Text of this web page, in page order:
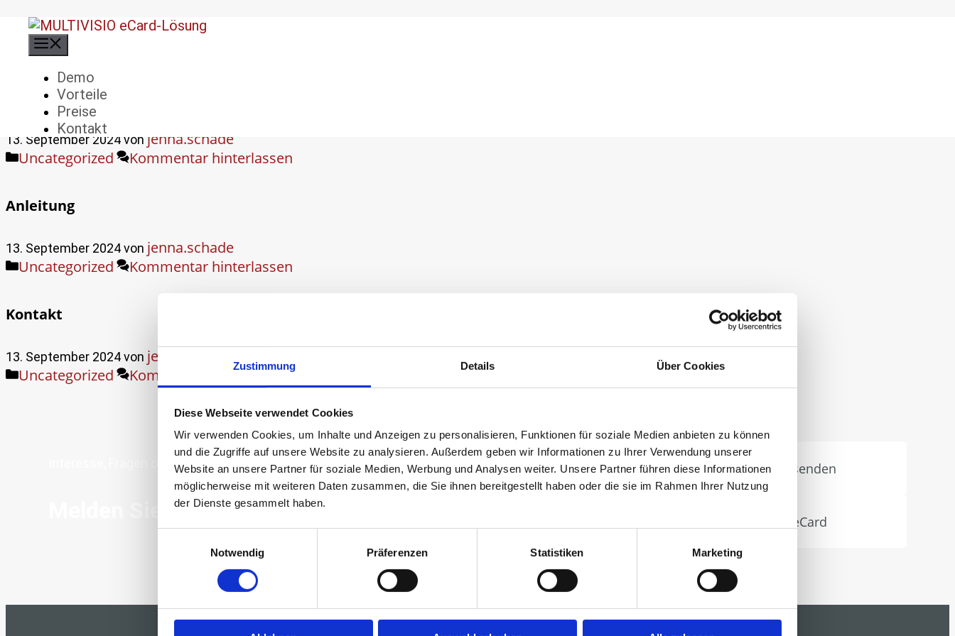
Zustimmung Details Über Cookies
Diese Webseite verwendet Cookies
Wir verwenden Cookies, um Inhalte und Anzeigen zu personalisieren, Funktionen für soziale Medien anbieten zu können
und die Zugriffe auf unsere Website zu analysieren. Außerdem geben wir Informationen zu Ihrer Verwendung unserer
Website an unsere Partner für soziale Medien, Werbung und Analysen weiter. Unsere Partner führen diese Informationen
möglicherweise mit weiteren Daten zusammen, die Sie ihnen bereitgestellt haben oder die sie im Rahmen Ihrer Nutzung
der Dienste gesammelt haben.
Notwendig
Präferenzen Statistiken Marketing
Zum
Inhalt
Demo
Vorteile
Preise
Kontakt
jenna.schade
Preise
13. September 2024von jenna.schade
Kategorien
Uncategorized Kommentar hinterlassen
Anleitung
13. September 2024von jenna.schade
Kategorien
Uncategorized Kommentar hinterlassen
Kontakt
13. September 2024von jenna.schade
Kategorien
Uncategorized Kommentar hinterlassen
Interesse, Fragen oder sofort starten?
Melden Sie sich gerne bei uns, wir helfen Ihnen gerne weiter!
Anfrage senden
Demo eCard